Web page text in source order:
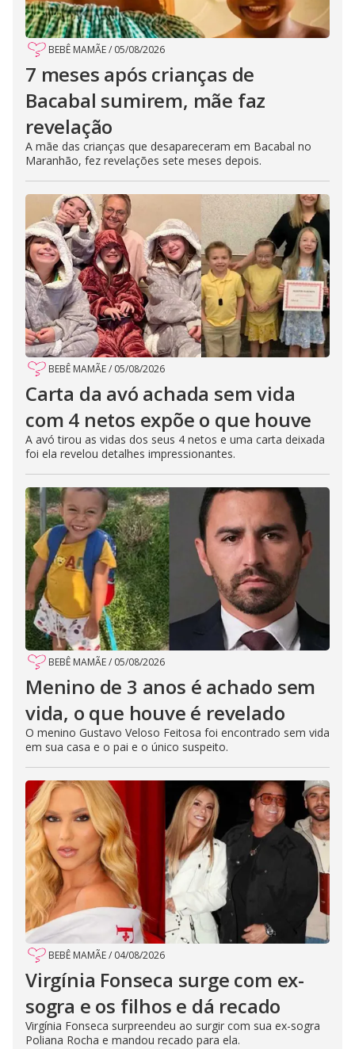
BEBÊ MAMÃE/ 05/08/2026
7 meses após crianças de
Bacabal sumirem, mãe faz
revelação
A mãe das crianças que desapareceram em Bacabal no
Maranhão, fez revelações sete meses depois.
BEBÊ MAMÃE/ 05/08/2026
Carta da avó achada sem vida
com 4 netos expõe o que houve
A avó tirou as vidas dos seus 4 netos e uma carta deixada
foi ela revelou detalhes impressionantes.
BEBÊ MAMÃE/ 05/08/2026
Menino de 3 anos é achado sem
vida, o que houve é revelado
O menino Gustavo Veloso Feitosa foi encontrado sem vida
em sua casa e o pai e o único suspeito.
BEBÊ MAMÃE/ 04/08/2026
Virgínia Fonseca surge com ex-
sogra e os filhos e dá recado
Virgínia Fonseca surpreendeu ao surgir com sua ex-sogra
Poliana Rocha e mandou recado para ela.